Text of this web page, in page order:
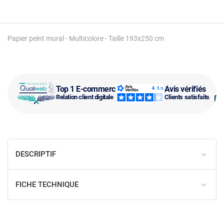
Top 1 E-commerce
Relation client digitale
Avis vérifiés
Clients satisfaits
Papier peint mural - Multicolore - Taille 193x250 cm
DESCRIPTIF
FICHE TECHNIQUE